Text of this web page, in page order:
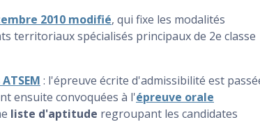
2010 modifié, qui fixe les modalités
territoriaux spécialisés principaux de 2e classe
: l'épreuve écrite d'admissibilité est
ensuite convoquées à l'épreuve orale
liste d'aptitude regroupant les candidates